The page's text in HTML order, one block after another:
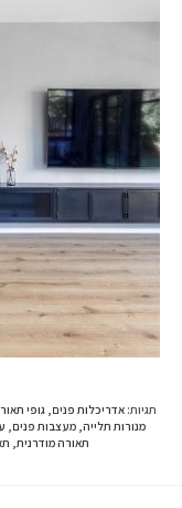
תגיות: אדריכלות פנים, גופי
מנורות תלייה, מעצבות פנים,
תאורה מודרנית,